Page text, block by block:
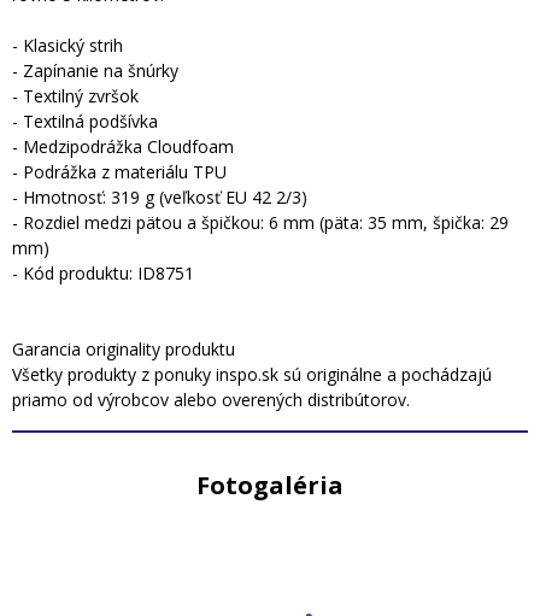
- Klasický strih
- Zapínanie na šnúrky
- Textilný zvršok
- Textilná podšívka
- Medzipodrážka Cloudfoam
- Podrážka z materiálu TPU
- Hmotnosť: 319 g (veľkosť EU 42 2/3)
- Rozdiel medzi pätou a špičkou: 6 mm (päta: 35 mm, špička: 29
mm)
- Kód produktu: ID8751
Garancia originality produktu
Všetky produkty z ponuky inspo.sk sú originálne a pochádzajú
priamo od výrobcov alebo overených distribútorov.
Fotogaléria